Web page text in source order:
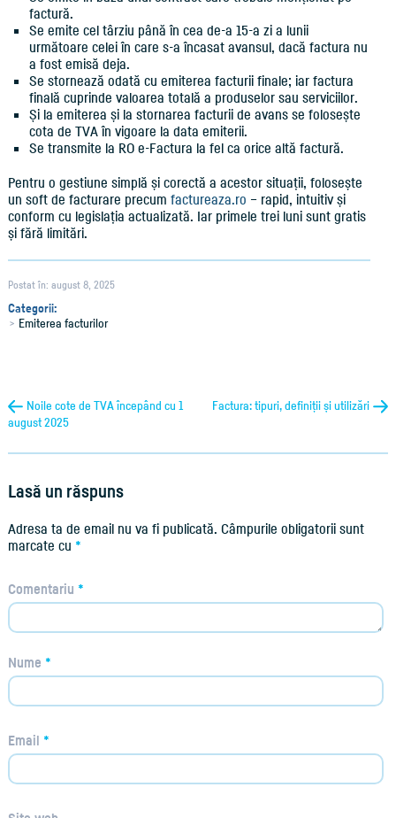
factură.
Se emite cel târziu până în cea de-a 15-a zi a lunii
următoare celei în care s-a încasat avansul, dacă factura nu
a fost emisă deja.
Se stornează odată cu emiterea facturii finale; iar factura
finală cuprinde valoarea totală a produselor sau serviciilor.
Și la emiterea și la stornarea facturii de avans se folosește
cota de TVA în vigoare la data emiterii.
Se transmite la RO e-Factura la fel ca orice altă factură.
Pentru o gestiune simplă și corectă a acestor situații, folosește
un soft de facturare precum factureaza.ro – rapid, intuitiv și
conform cu legislația actualizată. Iar primele trei luni sunt gratis
și fără limitări.
Postat în: august 8, 2025
Categorii:
Emiterea facturilor
Noile cote de TVA începând cu 1
august 2025
Factura: tipuri, definiții și utilizări
Lasă un răspuns
Adresa ta de email nu va fi publicată. Câmpurile obligatorii sunt
marcate cu *
Comentariu *
Nume *
Email *